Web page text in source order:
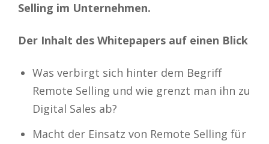
Selling im Unternehmen.
Der Inhalt des Whitepapers auf einen Blick
Was verbirgt sich hinter dem Begriff
Remote Selling und wie grenzt man ihn zu
Digital Sales ab?
Macht der Einsatz von Remote Selling für